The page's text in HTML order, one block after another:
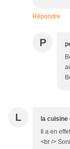
Répondre
P
L la cuisine
Il a en
<br />